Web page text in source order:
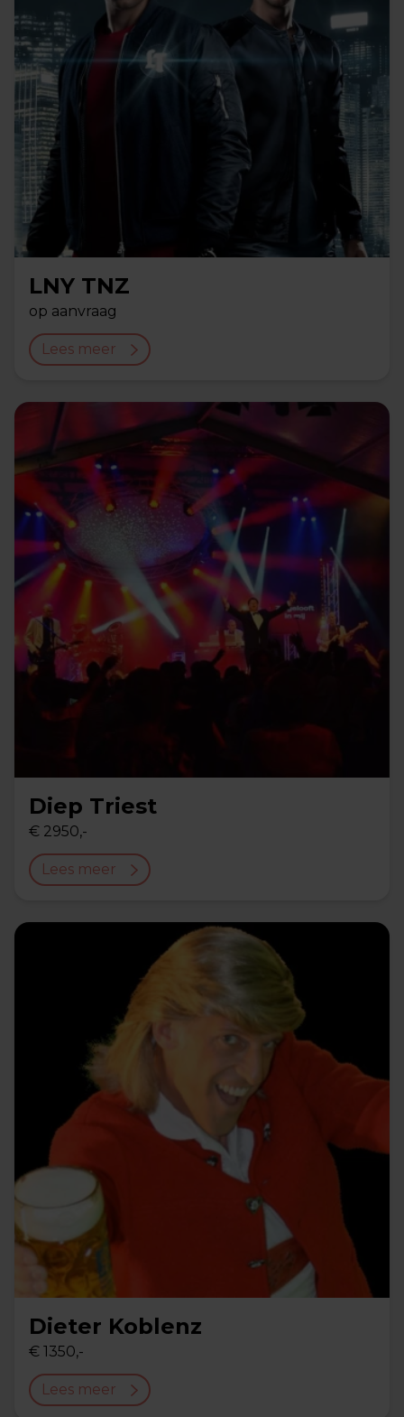
LNY TNZ
op aanvraag
Lees meer
Diep Triest
€ 2950,-
Lees meer
Dieter Koblenz
€ 1350,-
Lees meer